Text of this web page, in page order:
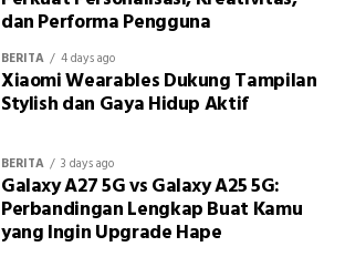
dan Performa Pengguna
BERITA 4 days ago
Xiaomi Wearables Dukung Tampilan
Stylish dan Gaya Hidup Aktif
BERITA 3 days ago
Galaxy A27 5G vs Galaxy A25 5G:
Perbandingan Lengkap Buat Kamu
yang Ingin Upgrade Hape